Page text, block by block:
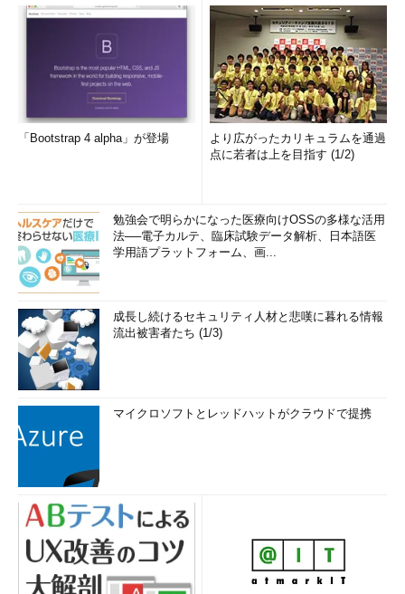
「Bootstrap 4 alpha」が登場
より広がったカリキュラムを通過
点に若者は上を目指す (1/2)
勉強会で明らかになった医療向けOSSの多様な活用
法──電子カルテ、臨床試験データ解析、日本語医
学用語プラットフォーム、画...
成長し続けるセキュリティ人材と悲嘆に暮れる情報
流出被害者たち (1/3)
マイクロソフトとレッドハットがクラウドで提携